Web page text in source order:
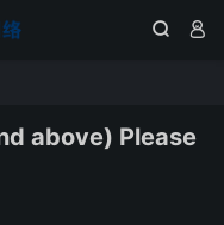
 
above) Please